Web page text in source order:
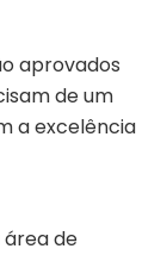
aprovados
de um
a excelência
de